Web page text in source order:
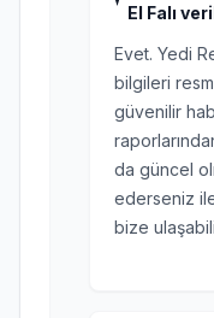
El Falı
Evet. Yedi
bilgileri
güvenilir
da güncel
ederseniz
bize